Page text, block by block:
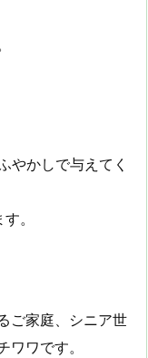
やかしで与えてく
。
ご家庭、シニア世
ワです。